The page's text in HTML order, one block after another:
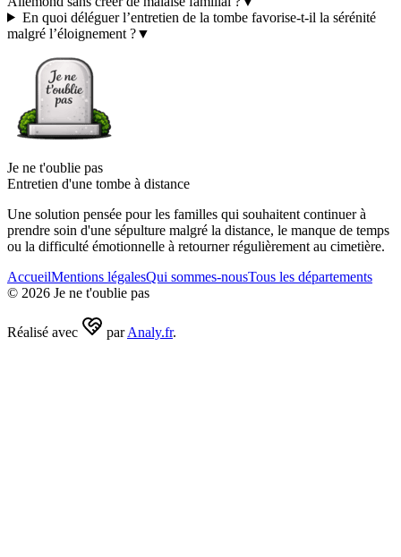
En quoi déléguer l’entretien de la tombe favorise-t-il la sérénité
malgré l’éloignement ?▼
Je ne t'oublie pas
Entretien d'une tombe à distance
Une solution pensée pour les familles qui souhaitent continuer à
prendre soin d'une sépulture malgré la distance, le manque de temps
ou la difficulté émotionnelle à retourner régulièrement au cimetière.
AccueilMentions légalesQui sommes-nousTous les départements
© 2026 Je ne t'oublie pas
Réalisé avec par Analy.fr.